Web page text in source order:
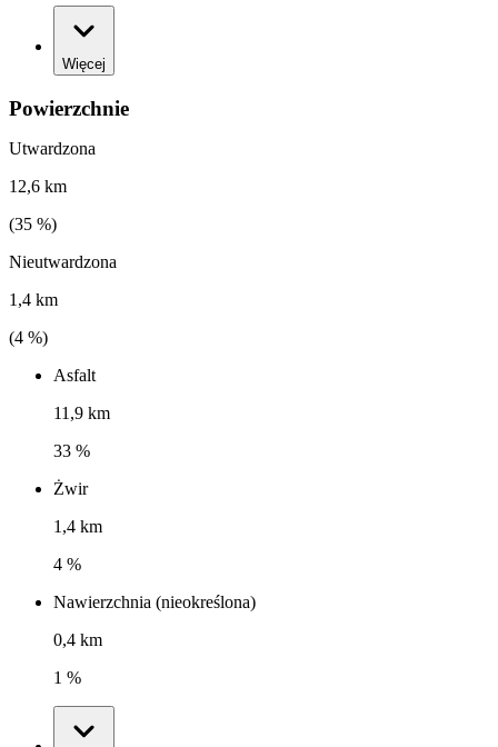
Więcej
Powierzchnie
Utwardzona
12,6 km
(35 %)
Nieutwardzona
1,4 km
(4 %)
Asfalt
11,9 km
33 %
Żwir
1,4 km
4 %
Nawierzchnia (nieokreślona)
0,4 km
1 %